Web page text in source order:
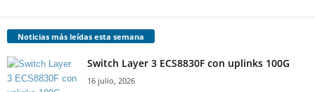
Noticias más leídas esta semana
Switch Layer 3 ECS8830F con uplinks 100G
16 julio, 2026